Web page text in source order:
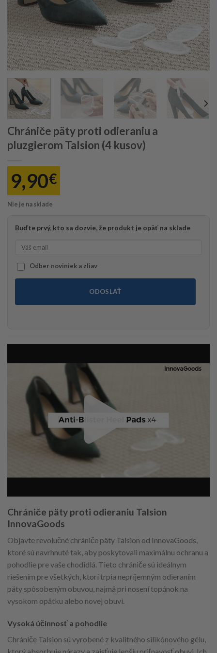
Chrániče päty proti odieraniu a
pluzgierom Talsion (4 kusov)
9,90€
Nie je na sklade
Buďte prvý, kto sa dozvie, že produkt je opäť na sklade
Odber noviniek a zliav
ODOSLAŤ
Chrániče päty proti odieraniu Talsion
InnovaGoods
Objavte revolučné chrániče päty Talsion od InnovaGoods,
ktoré sú navrhnuté tak, aby poskytovali maximálnu ochranu a
pohodlie pre vaše chodidlá. Tieto chrániče sú ideálnym
riešením pre všetkých, ktorí trpia nepríjemným odieraním
päty spôsobeným obuvou, najmä pri nosení topánok na
vysokom opätku alebo novej obuvi.
Vysoká účinnosť a pohodlie
Chrániče Talsion sú vyrobené z kvalitného silikónového gélu,